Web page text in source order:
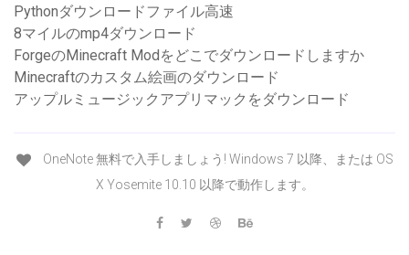
Pythonダウンロードファイル高速
8マイルのmp4ダウンロード
ForgeのMinecraft Modをどこでダウンロードしますか
Minecraftのカスタム絵画のダウンロード
アップルミュージックアプリマックをダウンロード
OneNote 無料で入手しましょう! Windows 7 以降、または OS
X Yosemite 10.10 以降で動作します。